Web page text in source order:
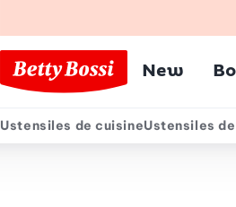
Menu
New
Menu
Ustensiles de cuisineUstensiles